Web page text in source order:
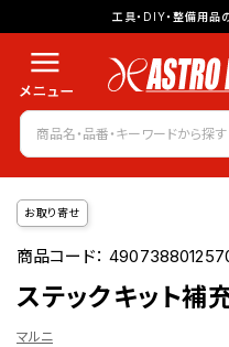
工具・DIY・整備用品
お取り寄せ
商品コード：
ステックキット
マルニ